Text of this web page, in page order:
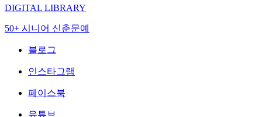
DIGITAL LIBRARY
50+ 시니어 신춘문예
블로그
인스타그램
페이스북
유튜브